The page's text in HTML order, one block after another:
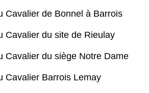
Cavalier de Bonnel à Barrois
Cavalier du site de Rieulay
Cavalier du siège Notre Dame
Cavalier Barrois Lemay